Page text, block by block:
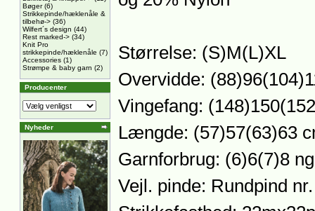
Bøger(6)
Strikkepinde/hæklenåle &
tilbehø-> (36)
Wilfert´s design (44)
Rest marked-> (34)
Knit Pro
strikkepinde/hæklenåle (7)
Accessories (1)
Strømpe & baby garn (2)
Producenter
Nyheder
Størrelse: (S)M(L)XL
Overvidde:
Vingefang:
Længde: (57)57(63)63
Garnforbrug: (6)6(7)8
Vejl. pinde: Rundpind